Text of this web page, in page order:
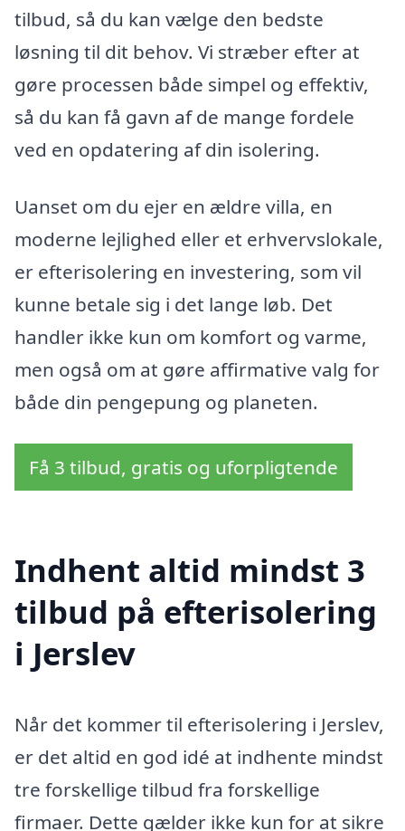
tilbud, så du kan vælge den bedste
løsning til dit behov. Vi stræber efter at
gøre processen både simpel og effektiv,
så du kan få gavn af de mange fordele
ved en opdatering af din isolering.
Uanset om du ejer en ældre villa, en
moderne lejlighed eller et erhvervslokale,
er efterisolering en investering, som vil
kunne betale sig i det lange løb. Det
handler ikke kun om komfort og varme,
men også om at gøre affirmative valg for
både din pengepung og planeten.
Få 3 tilbud, gratis og uforpligtende
Indhent altid mindst 3
tilbud på efterisolering
i Jerslev
Når det kommer til efterisolering i Jerslev,
er det altid en god idé at indhente mindst
tre forskellige tilbud fra forskellige
firmaer. Dette gælder ikke kun for at sikre